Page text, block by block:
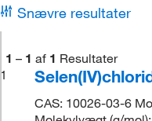
Snævre resultater
1 – 1 af 1 Resultater
1
CAS: 10026-03-6